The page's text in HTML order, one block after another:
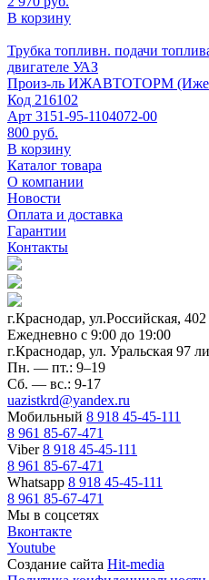
В корзину
Трубка топливн. подачи
двигателе УАЗ
Произ-ль ИЖАВТОТОРМ
Код 216102
Арт 3151-95-1104072-00
800 руб.
В корзину
Каталог товара
О компании
Новости
Оплата и доставка
Гарантии
Контакты
г.Краснодар, ул.Российская, 402
Ежедневно c 9:00 до 19:00
г.Краснодар, ул. Уральская 97
Пн. — пт.: 9–19
Сб. — вс.: 9-17
uazistkrd@yandex.ru
Мобильный 8 918 45-45-111
8 961 85-67-471
Viber8 918 45-45-111
8 961 85-67-471
Whatsapp 8 918 45-45-111
8 961 85-67-471
Мы в соцсетях
Вконтакте
Youtube
Создание сайта Hit-media